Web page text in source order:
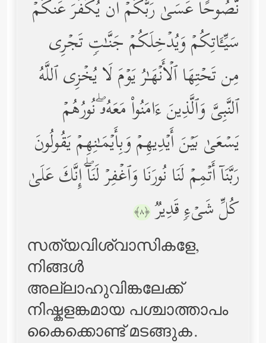
نَّصُوحًا عَسَىٰ رَبُّكُمۡ أَن یُكَفِّرَ عَنكُمۡ
سَیِّـَٔاتِكُمۡ وَیُدۡخِلَكُمۡ جَنَّـٰتࣲ تَجۡرِی
مِن تَحۡتِهَا ٱلۡأَنۡهَـٰرُ یَوۡمَ لَا یُخۡزِی ٱللَّهُ
ٱلنَّبِیَّ وَٱلَّذِینَ ءَامَنُواْ مَعَهُۥۖ نُورُهُمۡ
یَسۡعَىٰ بَیۡنَ أَیۡدِیهِمۡ وَبِأَیۡمَـٰنِهِمۡ یَقُولُونَ
رَبَّنَاۤ أَتۡمِمۡ لَنَا نُورَنَا وَٱغۡفِرۡ لَنَاۤۖ إِنَّكَ عَلَىٰ
كُلِّ شَیۡءࣲ قَدِیرࣱ ﴿٨﴾
സത്യവിശ്വാസികളേ,
നിങ്ങള്‍
അല്ലാഹുവിങ്കലേക്ക്
നിഷ്കളങ്കമായ പശ്ചാത്താപം
കൈക്കൊണ്ട് മടങ്ങുക.